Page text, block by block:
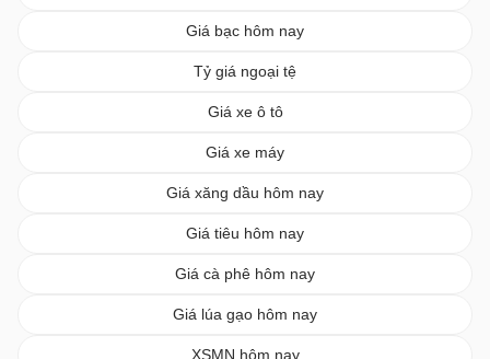
Giá bạc hôm nay
Tỷ giá ngoại tệ
Giá xe ô tô
Giá xe máy
Giá xăng dầu hôm nay
Giá tiêu hôm nay
Giá cà phê hôm nay
Giá lúa gạo hôm nay
XSMN hôm nay